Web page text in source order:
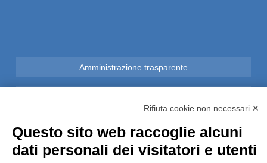
Amministrazione trasparente
Privacy
Informative GDPR (679/2016)
Rifiuta cookie non necessari ✕
Questo sito web raccoglie alcuni
dati personali dei visitatori e utenti